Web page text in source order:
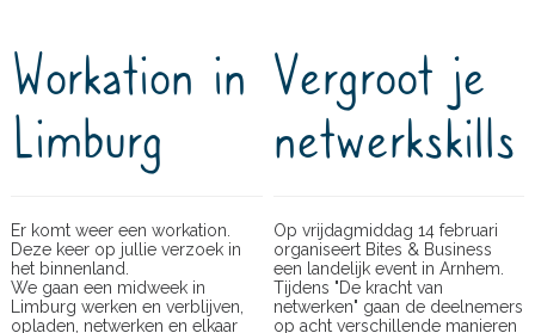
Workation in
Limburg
Er komt weer een workation.
Deze keer op jullie verzoek in
het binnenland.
We gaan een midweek in
Limburg werken en verblijven,
opladen, netwerken en elkaar
Vergroot je
netwerkskills
Op vrijdagmiddag 14 februari
organiseert Bites & Business
een landelijk event in Arnhem.
Tijdens "De kracht van
netwerken" gaan de deelnemers
op acht verschillende manieren